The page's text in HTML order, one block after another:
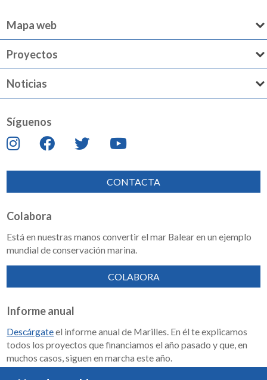
Mapa web
Proyectos
Noticias
Síguenos
CONTACTA
Colabora
Está en nuestras manos convertir el mar Balear en un ejemplo
mundial de conservación marina.
COLABORA
Informe anual
Descárgateel informe anual de Marilles. En él te explicamos
todos los proyectos que financiamos el año pasado y que, en
muchos casos, siguen en marcha este año.